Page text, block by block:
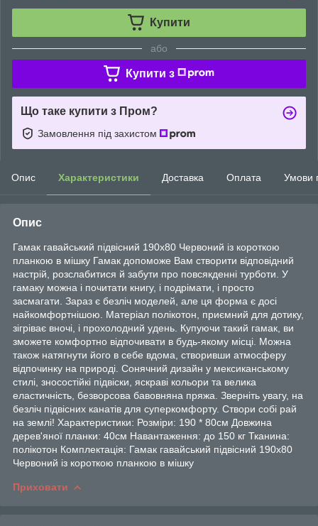
Купити
або
Купити з
Що таке купити з Пром?
Замовлення під захистом
Опис Характеристики Доставка Оплата Умови
Опис
Гамак гавайський підвісний 190х80 Червоний із короткою
планкою в мішку Гамак допоможе Вам створити відповідний
настрій, розслабитися й забути про повсякденні турботи. У
гамаку можна і почитати книгу, і подрімати, і просто
засмагати. Зараз є безліч моделей, але ця форма є досі
найкомфортнішою. Матеріал полікотон, приємний для дотику,
зігріває вночі, і прохолодний удень. Купуючи такий гамак, ви
зможете комфортно відпочивати в будь-якому місці. Можна
також натягнути його в себе вдома, створивши атмосферу
відпочинку на природі. Сонячний дизайн у мексиканському
стилі, зносостійкі підвіски, яскраві кольори та велика
еластичність, безворсова бавовняна пряжа. Зверніть увагу, на
безліч підвісних канатів для суперкомфорту. Створи собі рай
на землі! Характеристики: Розміри: 190 * 80см Довжина
дерев'яної планки: 40см Навантаження: до 150 кг Тканина:
полікотон Комплектація: Гамак гавайський підвісний 190х80
Червоний із короткою планкою в мішку
Приховати